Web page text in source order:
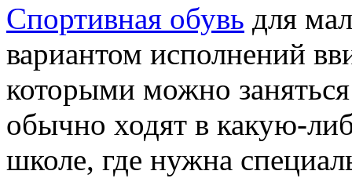
Спортивная обувь для
вариантом исполнений
которыми можно
обычно ходят в какую-
школе, где нужна